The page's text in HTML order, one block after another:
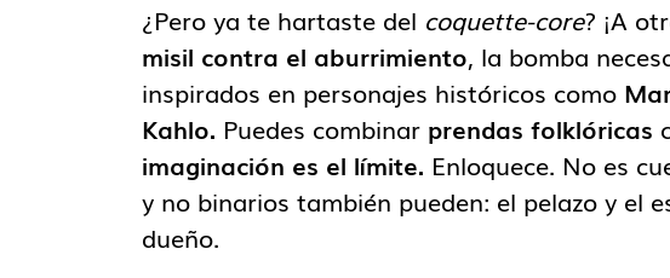
¿Pero ya te hartaste del coquette-core? ¡A
misil contra el aburrimiento, la bomba
inspirados en personajes históricos como
Kahlo. Puedes combinar prendas folklóricas
imaginación es el límite. Enloquece. No es
y no binarios también pueden: el pelazo y el
dueño.